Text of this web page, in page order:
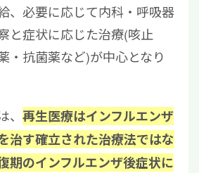
、必要に応じて内科・呼吸器
と症状に応じた治療(咳止
・抗菌薬など)が中心となり
再生医療はインフルエンザ
治す確立された治療法ではな
期のインフルエンザ後症状に